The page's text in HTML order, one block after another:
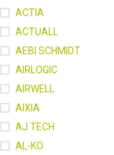
ACTIA
ACTUALL
AEBI SCHMIDT
AIRLOGIC
AIRWELL
AIXIA
AJ TECH
AL-KO